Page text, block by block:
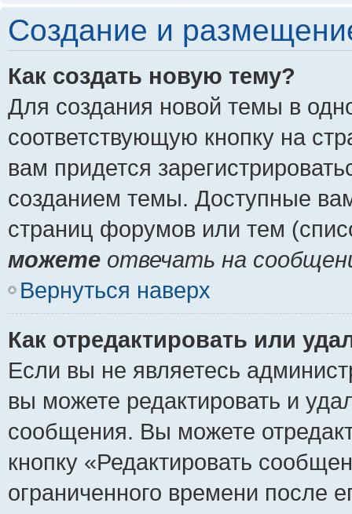
Создание и
Как создать новую тему?
Для создания новой темы в
соответствующую кнопку на
вам придется
созданием темы. Доступные
страниц форумов или тем
можете отвечать на
Вернуться наверх
Как отредактировать или
Если вы не являетесь
вы можете редактировать и
сообщения. Вы можете
кнопку «Редактировать
ограниченного времени после